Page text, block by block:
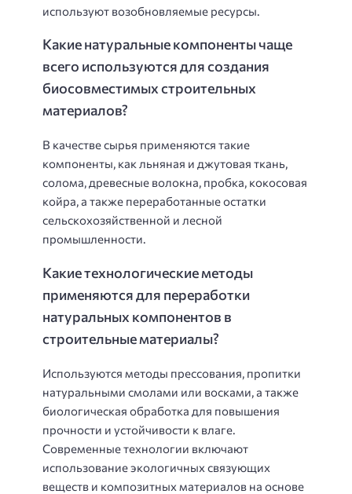
используют возобновляемые ресурсы.
Какие натуральные компоненты чаще
всего используются для создания
биосовместимых строительных
материалов?
В качестве сырья применяются такие
компоненты, как льняная и джутовая ткань,
солома, древесные волокна, пробка, кокосовая
койра, а также переработанные остатки
сельскохозяйственной и лесной
промышленности.
Какие технологические методы
применяются для переработки
натуральных компонентов в
строительные материалы?
Используются методы прессования, пропитки
натуральными смолами или восками, а также
биологическая обработка для повышения
прочности и устойчивости к влаге.
Современные технологии включают
использование экологичных связующих
веществ и композитных материалов на основе